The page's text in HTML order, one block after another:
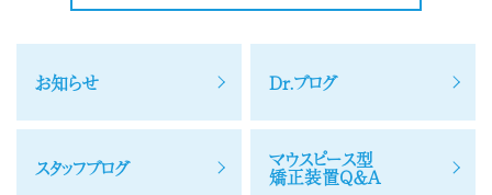
お知らせ Dr.ブログ
スタッフブログ マウスピース型
矯正装置Q＆A